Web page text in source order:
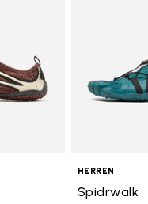
HERREN
Spidrwalk